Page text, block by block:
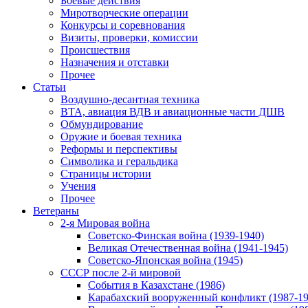
Миротворческие операции
Конкурсы и соревнования
Визиты, проверки, комиссии
Происшествия
Назначения и отставки
Прочее
Статьи
Воздушно-десантная техника
ВТА, авиация ВДВ и авиационные части ДШВ
Обмундирование
Оружие и боевая техника
Реформы и перспективы
Символика и геральдика
Страницы истории
Учения
Прочее
Ветераны
2-я Мировая война
Советско-Финская война (1939-1940)
Великая Отечественная война (1941-1945)
Советско-Японская война (1945)
СССР после 2-й мировой
События в Казахстане (1986)
Карабахский вооруженный конфликт (1987-